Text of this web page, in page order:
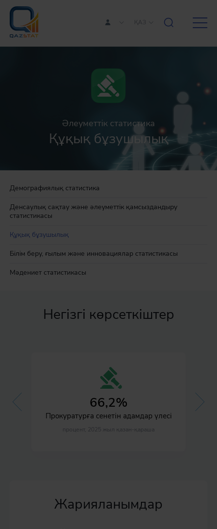
ҚАЗ
Демографиялық статистика
Денсаулық сақтау және әлеуметтік қамсыздандыру
статистикасы
Құқық бұзушылық
Білім беру, ғылым және инновациялар статистикасы
Мәдениет статистикасы
Әлеуметтік статистика
Құқық бұзушылық
Негізгі көрсеткіштер
66,2%
Прокуратурға сенетін адамдар үлесі
процент, 2025 жыл қазан-қараша
Жарияланымдар